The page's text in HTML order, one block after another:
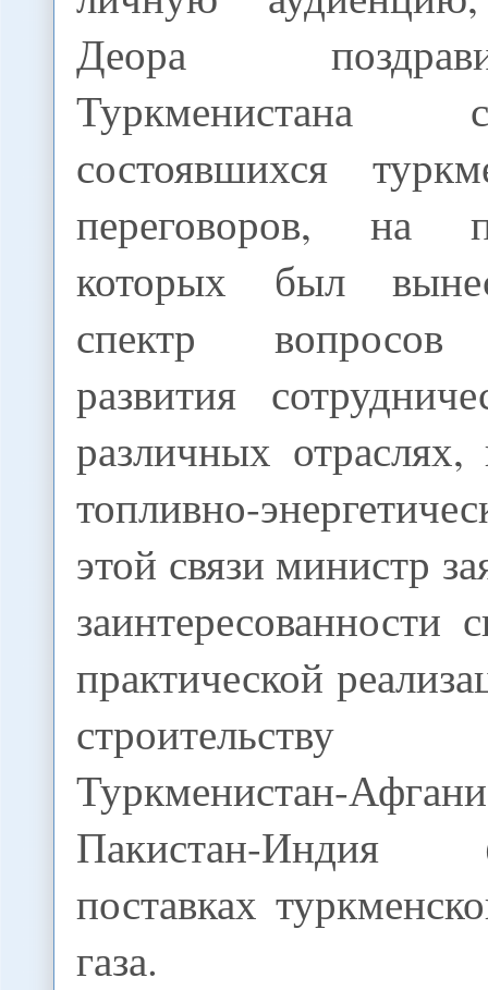
Деора
состоявшихся
переговоров, на
которых был
спектр вопросов
развития
различных
топливно-
этой связи министр
заинтересованности
практической
строительству
Туркменистан-
Пакистан-
поставках
газа.